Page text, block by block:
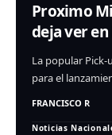
Proximo
deja ver en
La popular
para el
FRANCISCO R
Noticias